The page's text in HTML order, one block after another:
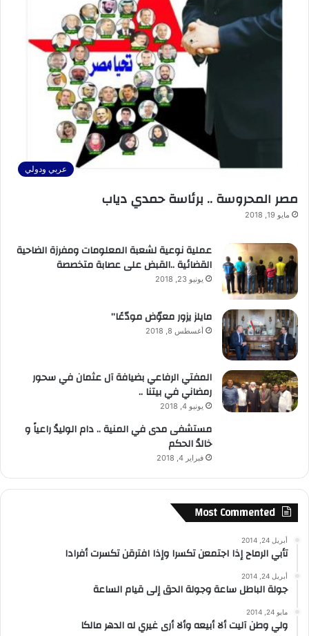
عربي ودولي
مصر المحروسة .. برئاسة حمدي دياب
مايو 19, 2018
عملية نوعية لشعبة المعلومات ومفرزة الضاحية
القضائية ..القبض على عصابة متخصصة
يونيو 23, 2018
مايلز يزور معوّض مودّعًا”
أغسطس 8, 2018
المفتي الرفاعي بضيافة آل عثمان في سحور
رمضاني في بيتنا ..
يونيو 4, 2018
مستشفى مدى في المنية .. دام الوليدُ راعياً و
خالدُ الحكم
فبراير 4, 2018
Most Commented
أبريل 24, 2014
تأبي الرماح إذا اجتمعن تكسرا وإذا افترقن تكسرت أفرادا
أبريل 24, 2014
جولة الباطل ساعة وجولة الحق إلى قيام الساعة
مايو 24, 2014
ولي وطن آليت ألا أبيعه وألا أرى غيري له الدهر مالكا